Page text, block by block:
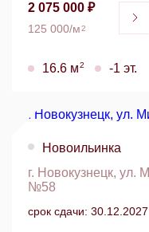
2 075 000 ₽
125 000/м2
16.6 м2 -1 эт.
Новоильинка
г. Новокузнецк, ул.
№58
срок сдачи: 30.12.2027